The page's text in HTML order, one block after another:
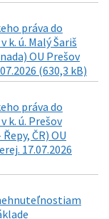
práva do
ú. Malý Šariš
OU Prešov
(630,3 kB)
práva do
ú. Prešov
ČR) OU
17.07.2026